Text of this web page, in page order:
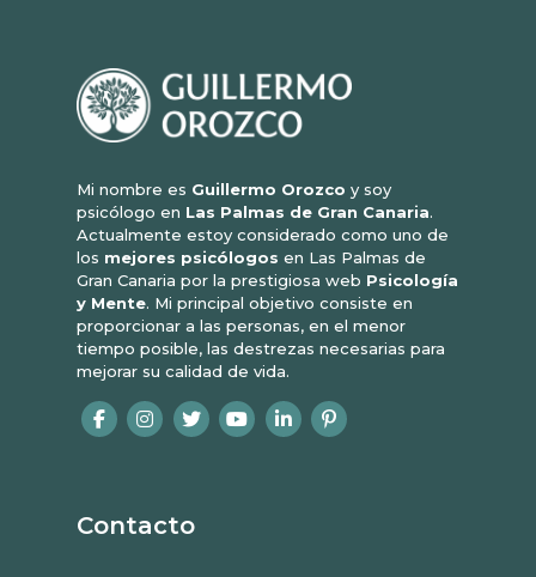
Mi nombre es Guillermo Orozco y soy
psicólogo en Las Palmas de Gran Canaria.
Actualmente estoy considerado como uno de
los mejores psicólogos en Las Palmas de
Gran Canaria por la prestigiosa web Psicología
y Mente. Mi principal objetivo consiste en
proporcionar a las personas, en el menor
tiempo posible, las destrezas necesarias para
mejorar su calidad de vida.
Contacto